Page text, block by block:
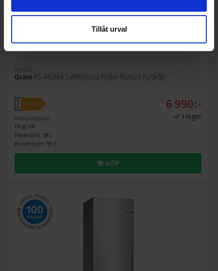
Tillåt urval
Kylskåp
Gram KS 441864 SafetyGlass-hyllor Robust Kylskåp
A
↑
G
E
PRODUKTBLAD
Färg: Vit
Höjd (cm): 185
Bredd (cm): 59.5
6 990:-
I lager
KÖP